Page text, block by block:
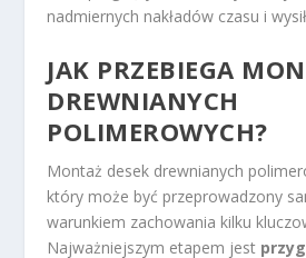
nadmiernych nakładów czasu i
JAK PRZEBIEGA
DREWNIANYCH
POLIMEROWYCH?
Montaż desek drewnianych
który może być przeprowadzony
warunkiem zachowania kilku
Najważniejszym etapem jest